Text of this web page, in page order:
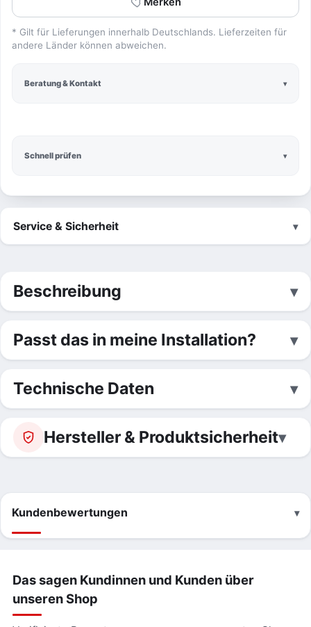
Schnell prüfen
* Gilt für Lieferungen innerhalb Deutschlands. Lieferzeiten für
andere Länder können abweichen.
Beratung & Kontakt
Service & Sicherheit
Beschreibung
Passt das in meine Installation?
Technische Daten
Hersteller & Produktsicherheit
Kundenbewertungen
Das sagen Kundinnen und Kunden über
unseren Shop